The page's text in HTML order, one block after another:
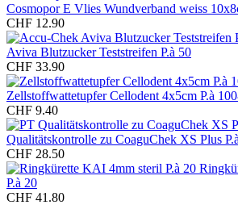
Cosmopor E Vlies Wundverband weiss
CHF 12.90
Aviva Blutzucker Teststreifen P.à 50
CHF 33.90
Zellstoffwattetupfer Cellodent 4x5cm P.à
CHF 9.40
Qualitätskontrolle zu CoaguChek XS Plus
CHF 28.50
P.à 20
CHF 41.80